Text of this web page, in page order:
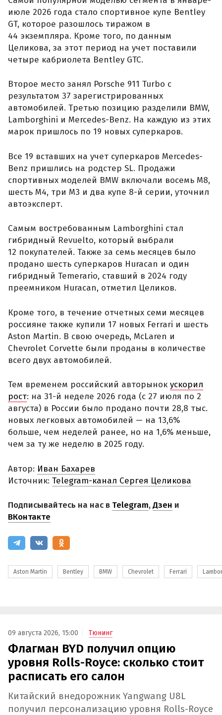
июле 2026 года стало спортивное купе Bentley
GT, которое разошлось тиражом в
44 экземпляра. Кроме того, по данным
Целикова, за этот период на учет поставили
четыре кабриолета Bentley GTC.
Второе место занял Porsche 911 Turbo с
результатом 37 зарегистрированных
автомобилей. Третью позицию разделили BMW,
Lamborghini и Mercedes-Benz. На каждую из этих
марок пришлось по 19 новых суперкаров.
Все 19 вставших на учет суперкаров Mercedes-
Benz пришлись на родстер SL. Продажи
спортивных моделей BMW включали восемь M8,
шесть M4, три M3 и два купе 8-й серии, уточнил
автоэксперт.
Самым востребованным Lamborghini стал
гибридный Revuelto, который выбрали
12 покупателей. Также за семь месяцев было
продано шесть суперкаров Huracan и один
гибридный Temerario, ставший в 2024 году
преемником Huracan, отметил Целиков.
Кроме того, в течение отчетных семи месяцев
россияне также купили 17 новых Ferrari и шесть
Aston Martin. В свою очередь, McLaren и
Chevrolet Corvette были проданы в количестве
всего двух автомобилей.
Тем временем российский авторынок ускорил
рост: на 31-й неделе 2026 года (с 27 июля по 2
августа) в России было продано почти 28,8 тыс.
новых легковых автомобилей — на 13,6%
больше, чем неделей ранее, но на 1,6% меньше,
чем за ту же неделю в 2025 году.
Автор: Иван Бахарев
Источник: Telegram-канал Сергея Целикова
Подписывайтесь на нас в Telegram,Дзен и
ВКонтакте
Aston Martin Bentley BMW Chevrolet Ferrari
09 августа 2026, 15:00 Тюнинг
Флагман BYD получил опцию
уровня Rolls-Royce: сколько стоит
расписать его салон
Китайский внедорожник Yangwang U8L
получил персонализацию уровня Rolls-Royce